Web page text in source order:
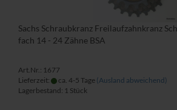
Sachs Schraubkranz Freilaufzahnkranz
fach 14 - 24 Zähne BSA
Art.Nr.: 1677
Lieferzeit:
ca. 4-5 Tage (Ausland abweichend)
Lagerbestand: 1 Stück